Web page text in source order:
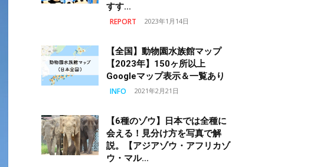
すす...
REPORT 2023年1月14日
【全国】動物園水族館マップ
【2023年】150ヶ所以上
Googleマップ表示＆一覧あり
INFO 2021年2月21日
【6種のゾウ】日本では全種に
会える！見分け方を写真で解
説。【アジアゾウ・アフリカゾ
ウ・マル...